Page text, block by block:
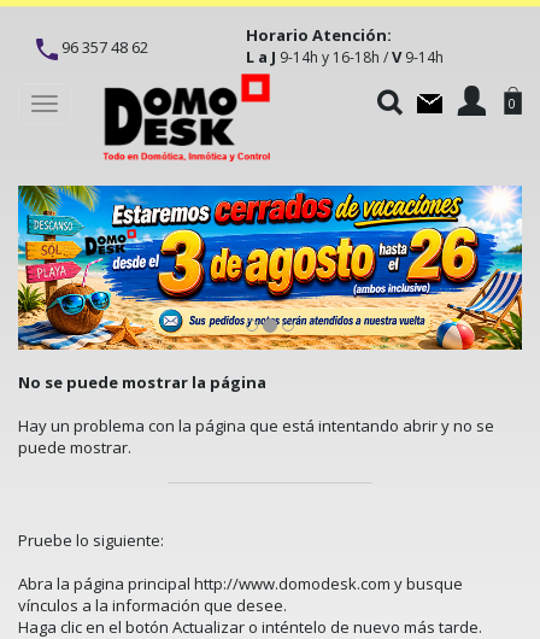
96 357 48 62
Horario Atención:
L a J 9-14h y 16-18h /V9-14h
Toggle
navigation
0
No se puede mostrar la página
Hay un problema con la página que está intentando abrir y no se
puede mostrar.
Pruebe lo siguiente:
Abra la página principal http://www.domodesk.com y busque
vínculos a la información que desee.
Haga clic en el botón Actualizar o inténtelo de nuevo más tarde.